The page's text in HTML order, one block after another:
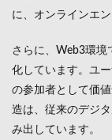
ユー
体験
見る
次世
代プ
トフ
に、オンラインエ
さらに、Web3環境
化しています。ユ
の参加者として価
造は、従来のデジ
み出しています。